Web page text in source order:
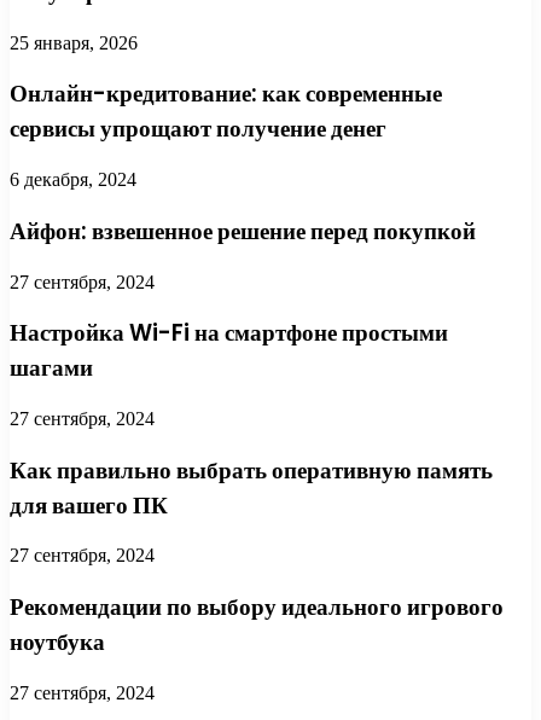
25 января, 2026
Онлайн-кредитование: как современные
сервисы упрощают получение денег
6 декабря, 2024
Айфон: взвешенное решение перед покупкой
27 сентября, 2024
Настройка Wi-Fi на смартфоне простыми
шагами
27 сентября, 2024
Как правильно выбрать оперативную память
для вашего ПК
27 сентября, 2024
Рекомендации по выбору идеального игрового
ноутбука
27 сентября, 2024